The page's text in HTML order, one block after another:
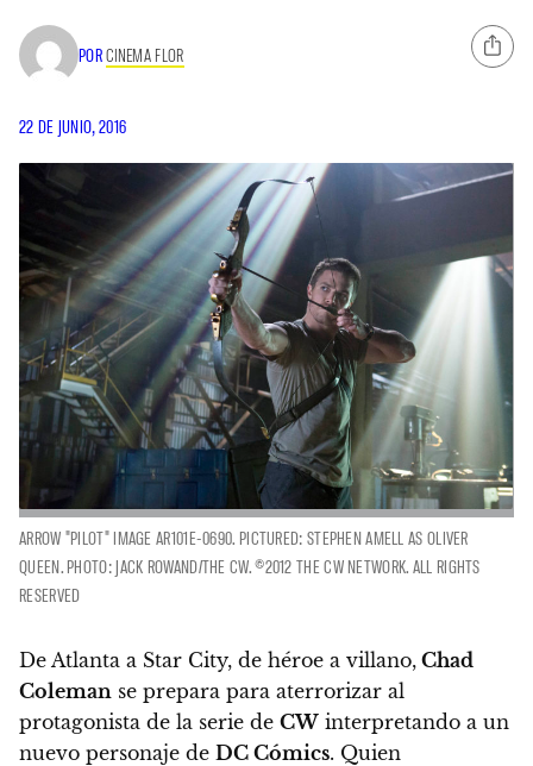
PORCINEMA FLOR
22 DE JUNIO, 2016
ARROW "PILOT" IMAGE AR101E-0690. PICTURED: STEPHEN AMELL AS OLIVER
QUEEN. PHOTO: JACK ROWAND/THE CW. ©2012 THE CW NETWORK. ALL RIGHTS
RESERVED
De Atlanta a Star City, de héroe a villano, Chad
Coleman se prepara para aterrorizar al
protagonista de la serie de CW interpretando a un
nuevo personaje de DC Cómics. Quien